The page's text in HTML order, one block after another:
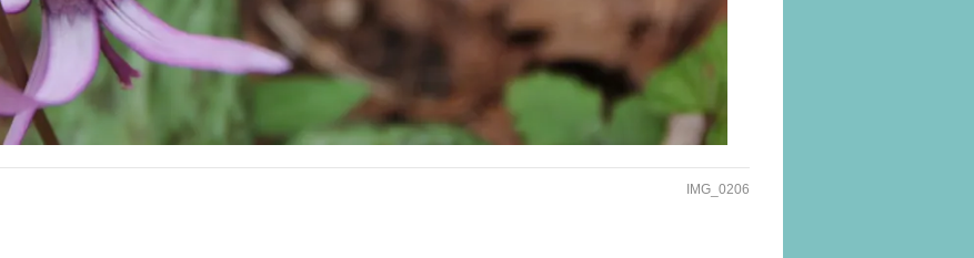
IMG_0206